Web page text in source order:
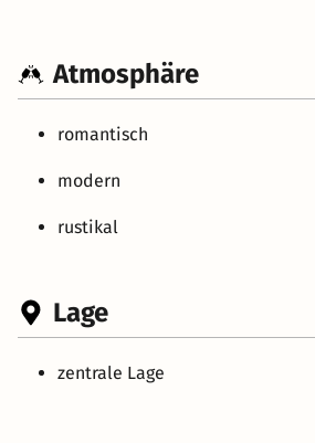
Atmosphäre
romantisch
modern
rustikal
Lage
zentrale Lage